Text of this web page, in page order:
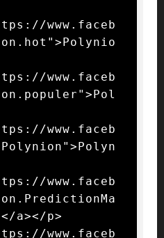
www.faceb
www.faceb
www.faceb
www.faceb
a></p>
www.faceb